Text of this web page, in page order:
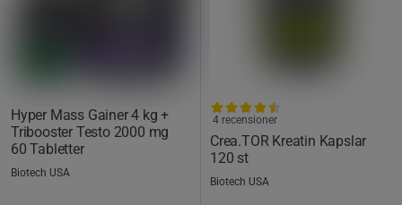
Hyper Mass Gainer 4 kg +
Tribooster Testo 2000 mg
60 Tabletter
Biotech USA
Crea.TOR Kreatin Kapslar
120 st
4 recensioner
Biotech USA